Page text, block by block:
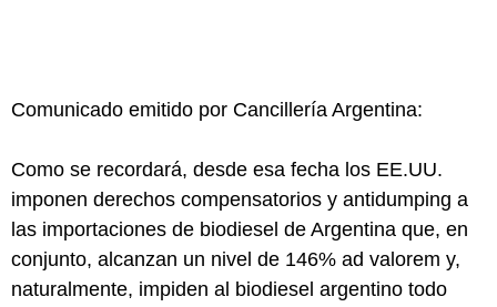
Comunicado emitido por Cancillería Argentina:
Como se recordará, desde esa fecha los EE.UU.
imponen derechos compensatorios y antidumping a
las importaciones de biodiesel de Argentina que, en
conjunto, alcanzan un nivel de 146% ad valorem y,
naturalmente, impiden al biodiesel argentino todo